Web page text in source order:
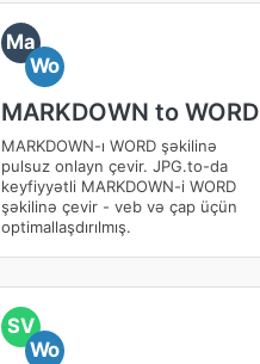
Ma
Wo
MARKDOWN to WORD
MARKDOWN-ı WORD şəkilinə
pulsuz onlayn çevir. JPG.to-da
keyfiyyətli MARKDOWN-i WORD
şəkilinə çevir - veb və çap üçün
optimallaşdırılmış.
SV
Wo